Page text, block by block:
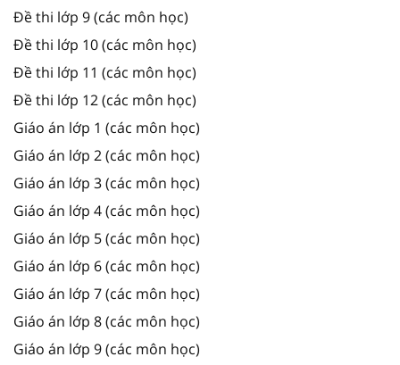
Đề thi lớp 9 (các môn học)
Đề thi lớp 10 (các môn học)
Đề thi lớp 11 (các môn học)
Đề thi lớp 12 (các môn học)
Giáo án lớp 1 (các môn học)
Giáo án lớp 2 (các môn học)
Giáo án lớp 3 (các môn học)
Giáo án lớp 4 (các môn học)
Giáo án lớp 5 (các môn học)
Giáo án lớp 6 (các môn học)
Giáo án lớp 7 (các môn học)
Giáo án lớp 8 (các môn học)
Giáo án lớp 9 (các môn học)